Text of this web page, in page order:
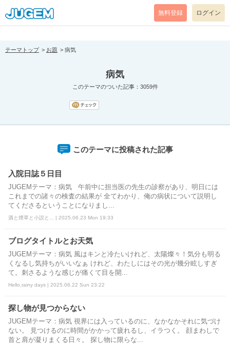
[pear_error: message="Success" code=0 mode=return level=notice
prefix="" info=""]
無料登録 ログイン
テーマトップ お題 病気
病気
このテーマのついた記事：3059件
このテーマに投稿された記事
入院日誌５日目
JUGEMテーマ：病気 午前中に担当医の先生の診察があり、明日には
これまでの諸々の検査の結果が 全てわかり、俺の病状について説明し
てくださるということになりまし...
酒と煙草と小説と... | 2025.06.23 Mon 19:33
ブログタイトルとお天気
JUGEMテーマ：病気 風はキンと冷たいけれど、太陽燦々！気分も明る
くなるし気持ちがいいなぁ けれど、わたしにはその光が幾分眩しすぎ
て。刺さるような感じが痛くて目を開...
Hello,rainy days | 2025.06.22 Sun 23:22
探し物が見つからない
JUGEMテーマ：病気 視界には入っているのに、なかなかそれに気づけ
ない。 見つけるのに時間がかかって疲れるし、イラつく。 顔まわしで
首と肩が凝りまくる日々。 探し物に限らな...